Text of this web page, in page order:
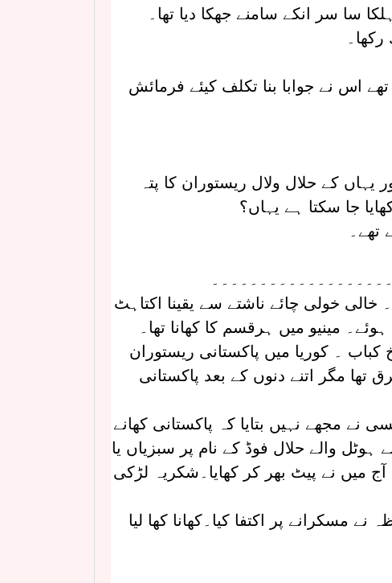
سا سر انکے سامنے جھکا دیا تھا۔
اس نے جوابا بنا تکلف کیئے فرمائش
یہاں کے حلال ولال ریستوران کا پتہ
جا سکتا ہے یہاں؟
تھے۔
خالی خولی چائے ناشتے سے یقینا اکتاہٹ
مینیو میں ہرقسم کا کھانا تھا۔
۔ کوریا میں پاکستانی ریستوران
تھا مگر اتنے دنوں کے بعد پاکستانی
نے مجھے نہیں بتایا کہ پاکستانی کھانے
والے حلال فوڈ کے نام پر سبزیاں یا
آج میں نے پیٹ بھر کر کھایا۔شکریہ لڑکی
مسکرانے پر اکتفا کیا۔کھانا کھا لیا